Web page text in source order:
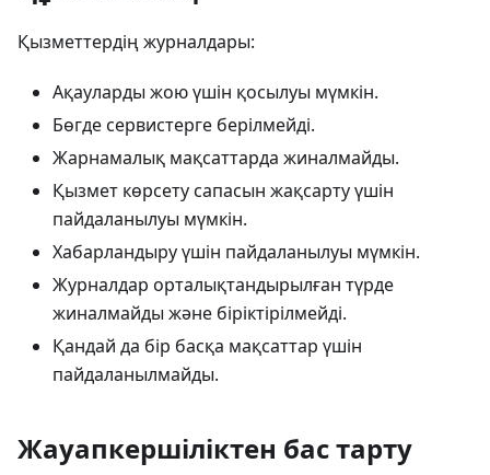
Қызметтердің журналдары:
Ақауларды жою үшін қосылуы мүмкін.
Бөгде сервистерге берілмейді.
Жарнамалық мақсаттарда жиналмайды.
Қызмет көрсету сапасын жақсарту үшін
пайдаланылуы мүмкін.
Хабарландыру үшін пайдаланылуы мүмкін.
Журналдар орталықтандырылған түрде
жиналмайды және біріктірілмейді.
Қандай да бір басқа мақсаттар үшін
пайдаланылмайды.
Жауапкершіліктен бас тарту